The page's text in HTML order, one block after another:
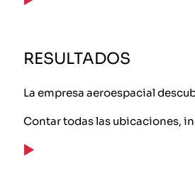
RESULTADOS
La empresa aeroespacial
Contar todas las ubicaciones,